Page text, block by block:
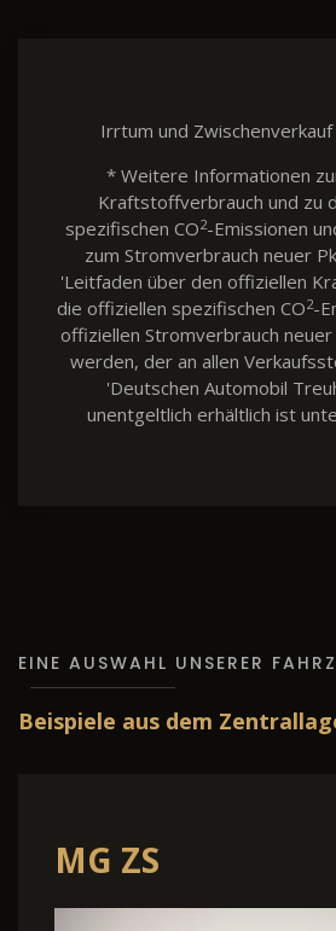
Irrtum und
* Weitere Informationen
Kraftstoffverbrauch und zu
spezifischen CO2-Emissionen
zum Stromverbrauch neuer
'Leitfaden über den offiziellen
die offiziellen spezifischen CO2-
offiziellen Stromverbrauch
werden, der an allen
'Deutschen Automobil
unentgeltlich erhältlich ist
EINE AUSWAHL UNSERER
Beispiele aus dem
MG ZS